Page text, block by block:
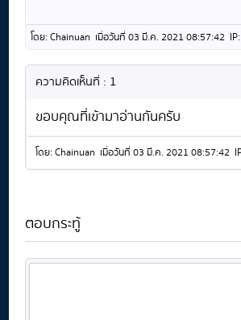
โดย: Chainuan เมื่อวันที่ 03 มี.ค. 2021 08:57:42
ความคิดเห็นที่ : 1
ขอบคุณที่เข้ามาอ่านกันครับ
โดย: Chainuan เมื่อวันที่ 03 มี.ค. 2021 08:57:42
ตอบกระทู้